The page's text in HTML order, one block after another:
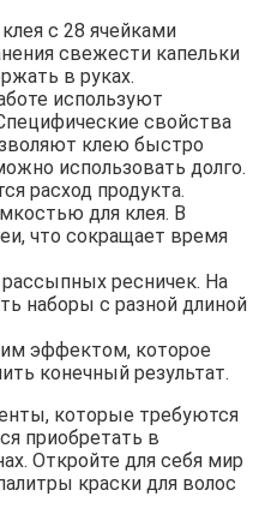
с 28 ячейками
свежести капельки
в руках.
используют
свойства
клею быстро
использовать долго.
расход продукта.
для клея. В
что сокращает время
ресничек. На
наборы с разной длиной
эффектом, которое
конечный результат.
которые требуются
приобретать в
Откройте для себя мир
краски для волос